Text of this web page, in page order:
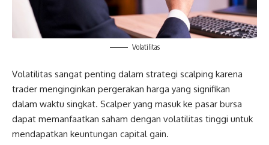
Volatilitas
Volatilitas sangat penting dalam strategi scalping karena
trader menginginkan pergerakan harga yang signifikan
dalam waktu singkat. Scalper yang masuk ke pasar bursa
dapat memanfaatkan saham dengan volatilitas tinggi untuk
mendapatkan keuntungan capital gain.